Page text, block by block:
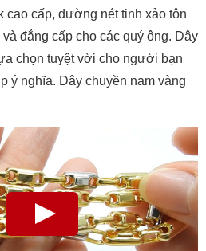
cao cấp, đường nét tinh xảo tôn
đẳng cấp cho các quý ông. Dây
chọn tuyệt vời cho người bạn
ý nghĩa. Dây chuyền nam vàng